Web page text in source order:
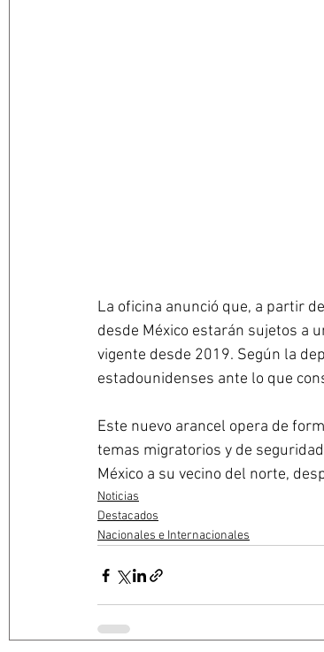
La oficina anunció que, a partir
desde México estarán sujetos a
vigente desde 2019. Según la
estadounidenses ante lo que
Este nuevo arancel opera de
temas migratorios y de
México a su vecino del norte,
Noticias
Destacados
Nacionales e Internacionales